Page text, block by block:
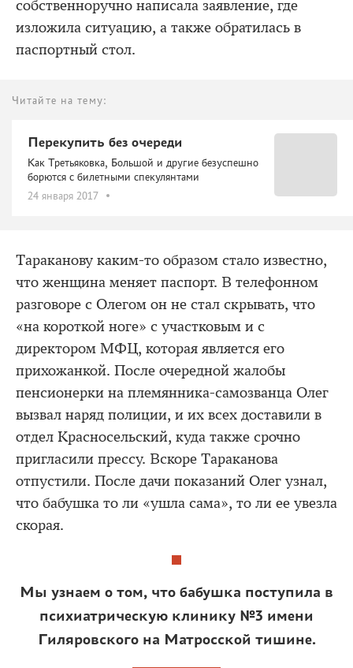
собственноручно написала заявление, где
изложила ситуацию, а также обратилась в
паспортный стол.
Читайте на тему:
Перекупить без очереди
Как Третьяковка, Большой и другие безуспешно
борются с билетными спекулянтами
24 января 2017
Тараканову каким-то образом стало известно,
что женщина меняет паспорт. В телефонном
разговоре с Олегом он не стал скрывать, что
«на короткой ноге» с участковым и с
директором МФЦ, которая является его
прихожанкой. После очередной жалобы
пенсионерки на племянника-самозванца Олег
вызвал наряд полиции, и их всех доставили в
отдел Красносельский, куда также срочно
пригласили прессу. Вскоре Тараканова
отпустили. После дачи показаний Олег узнал,
что бабушка то ли «ушла сама», то ли ее увезла
скорая.
Мы узнаем о том, что бабушка поступила в
психиатрическую клинику №3 имени
Гиляровского на Матросской тишине.